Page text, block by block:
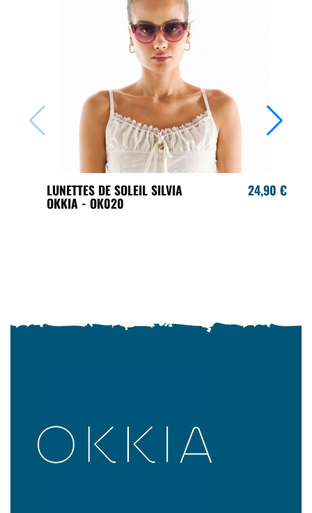
LUNETTES DE SOLEIL SILVIA
OKKIA - OK020
24,90 €